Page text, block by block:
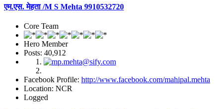
एम.एस. मेहता /M S Mehta 9910532720
Core Team
Hero Member
Posts: 40,912
Facebook Profile: http://www.facebook.com/mahipal.mehta
Location: NCR
Logged